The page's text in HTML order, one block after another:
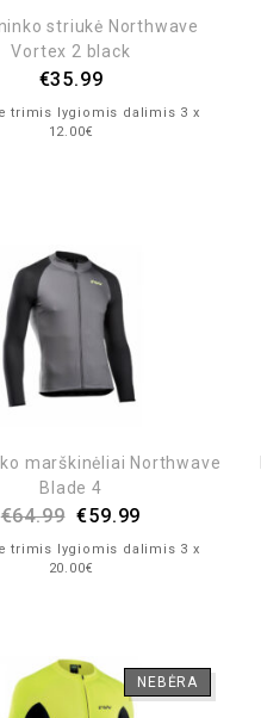
striukė Northwave
Vortex 2 black
€35.99
trimis lygiomis dalimis 3 x
12.00€
marškinėliai Northwave
Blade 4
€64.99 €59.99
trimis lygiomis dalimis 3 x
20.00€
NEBĖRA